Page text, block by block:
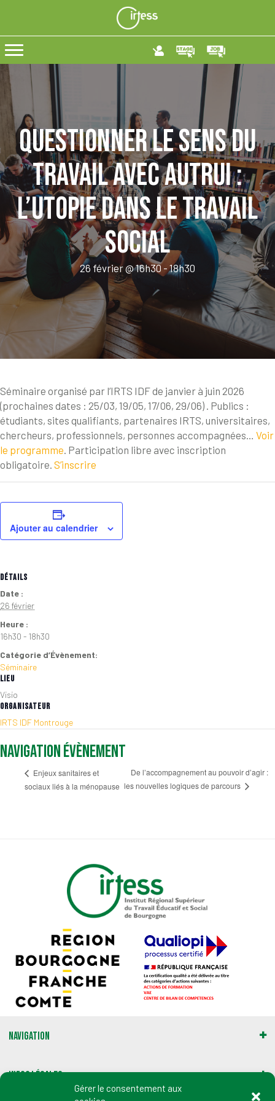
Gérer le consentement aux
Questionner le sens du
travail avec autrui :
l’utopie dans le travail
social
26 février @ 16h30 -18h30
DÉTAILS
Date :
26 février
Heure :
16h30 - 18h30
Catégorie d’Évènement:
Séminaire
LIEU
Visio
ORGANISATEUR
IRTS IDF Montrouge
Séminaire organisé par l’IRTS IDF de janvier à juin 2026
(prochaines dates : 25/03, 19/05, 17/06, 29/06) . Publics :
étudiants, sites qualifiants, partenaires IRTS, universitaires,
chercheurs, professionnels, personnes accompagnées… Voir
le programme. Participation libre avec inscription
obligatoire. S’inscrire
Ajouter au calendrier
Navigation Évènement
Enjeux sanitaires et
sociaux liés à la ménopause
De l’accompagnement au pouvoir d’agir :
les nouvelles logiques de parcours
Navigation
Infos légales